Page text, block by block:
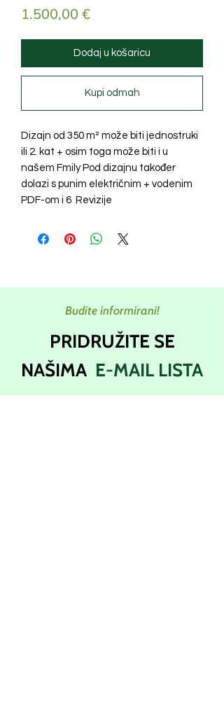
1.500,00 €Cijena
Dodaj u košaricu
Kupi odmah
Dizajn od 350 m² može biti jednostruki
ili 2. kat + osim toga može biti i u
našem Fmily Pod dizajnu također
dolazi s punim električnim + vodenim
PDF-om i 6 Revizije
Budite informirani!
PRIDRUŽITE SE
NAŠIMA E-MAIL LISTA